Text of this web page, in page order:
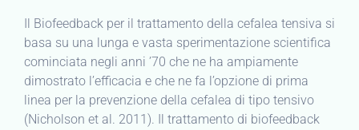
Il Biofeedback per il trattamento della cefalea tensiva si
basa su una lunga e vasta sperimentazione scientifica
cominciata negli anni ’70 che ne ha ampiamente
dimostrato l’efficacia e che ne fa l’opzione di prima
linea per la prevenzione della cefalea di tipo tensivo
(Nicholson et al. 2011). Il trattamento di biofeedback